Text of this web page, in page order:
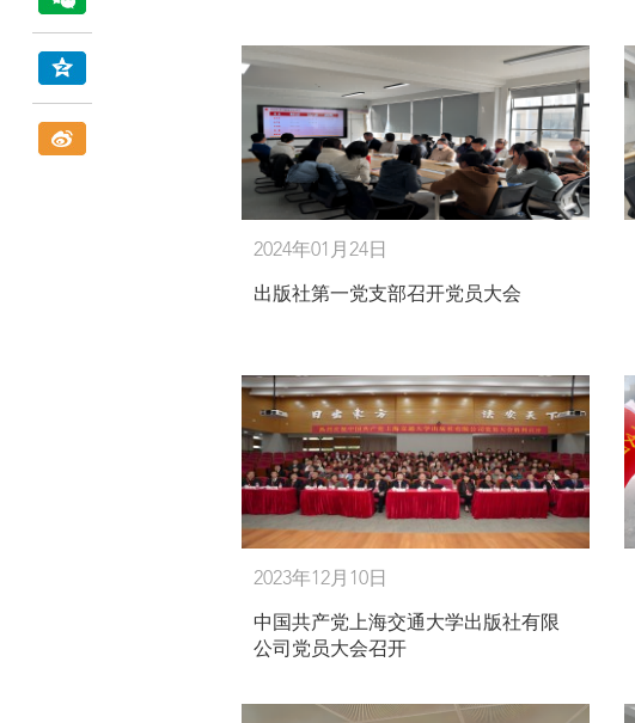
2024年01月24日
出版社第一党支部召开党员大会
2023年12月10日
中国共产党上海交通大学出版社有限
公司党员大会召开